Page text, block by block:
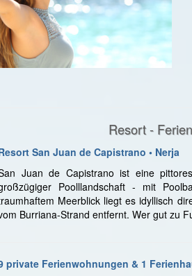
Resort -
San Juan de Capistrano • Nerja
Juan de Capistrano ist eine
Poolllandschaft - mit
Meerblick liegt es idyllisch
Burriana-Strand entfernt. Wer gut zu
private Ferienwohnungen & 1